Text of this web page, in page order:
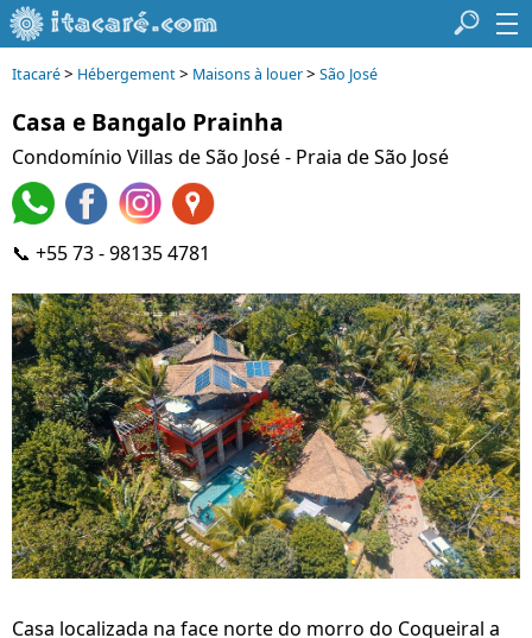
Itacaré> Hébergement> Maisons à louer> São José
Casa e Bangalo Prainha
Condomínio Villas de São José - Praia de São José
📞 +55 73 - 98135 4781
Casa localizada na face norte do morro do Coqueiral a